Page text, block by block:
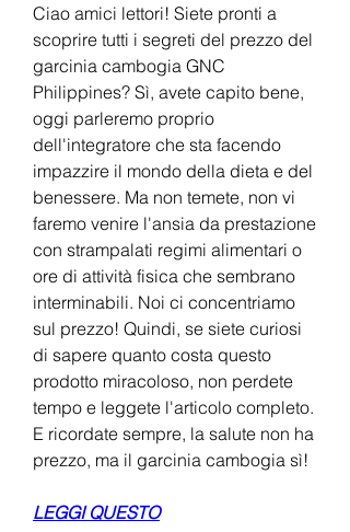
Ciao amici lettori! Siete pronti a
scoprire tutti i segreti del prezzo del
garcinia cambogia GNC
Philippines? Sì, avete capito bene,
oggi parleremo proprio
dell'integratore che sta facendo
impazzire il mondo della dieta e del
benessere. Ma non temete, non vi
faremo venire l'ansia da prestazione
con strampalati regimi alimentari o
ore di attività fisica che sembrano
interminabili. Noi ci concentriamo
sul prezzo! Quindi, se siete curiosi
di sapere quanto costa questo
prodotto miracoloso, non perdete
tempo e leggete l'articolo completo.
E ricordate sempre, la salute non ha
prezzo, ma il garcinia cambogia sì!
LEGGI QUESTO